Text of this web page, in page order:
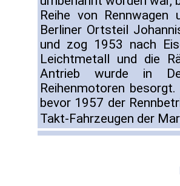
Reihe von
Berliner Ortsteil
und zog 1953 nach
Leichtmetall und die
Antrieb wurde in
Reihenmotoren
bevor 1957 der
Takt-Fahrzeugen der